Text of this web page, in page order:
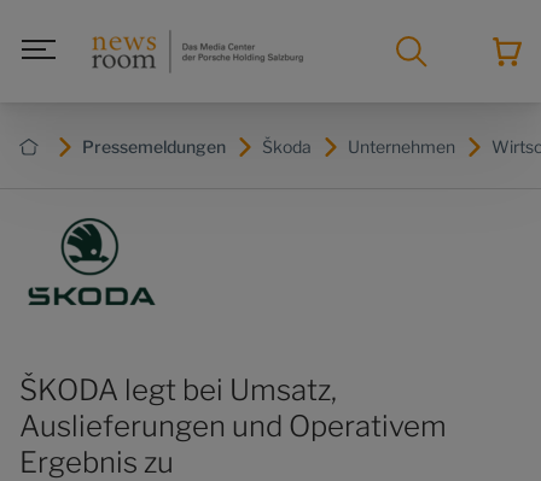
Pressemeldungen Škoda Unternehmen
ŠKODA legt bei Umsatz,
Auslieferungen und Operativem
Ergebnis zu